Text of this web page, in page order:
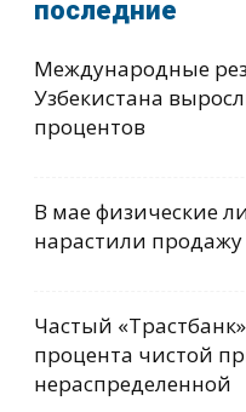
последние
Международные
Узбекистана
процентов
В мае физические
нарастили
Частый
процента чистой
нераспределенной